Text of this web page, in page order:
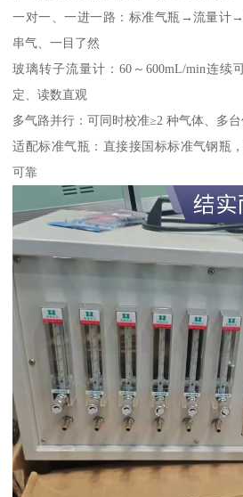
一对一、一进一路：标准气瓶→流量计
串气、一目了然
玻璃转子流量计：60～600mL/min连续
定、读数直观
多气路并行：可同时校准≥2 种气体、多
适配标准气瓶：直接接国标标准气钢瓶
可靠